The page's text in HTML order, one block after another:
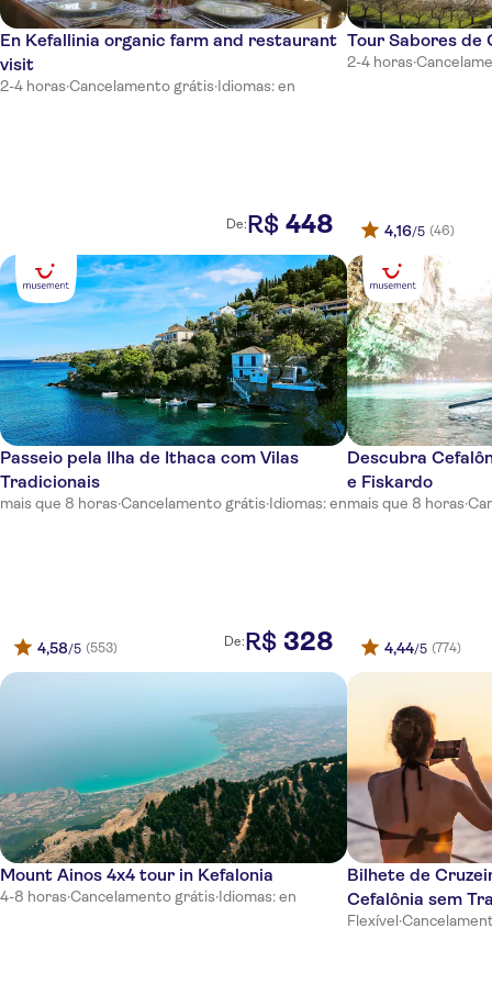
Marietta Studios & Rooms
Makis Studios Skala
Mouikis
Stefanos Studios
Regina dell Acqua Resort
Porto Skala Hotel and Village
Paspalis
Aeolos
Lagoon View Hotel
Villa Mare
Barbara Studios
En Kefallinia organic farm and restaurant
visit
2-4 horas·Cancelamento grátis·Idiomas: en
De:R$ 448
Tour Sabores de
2-4 horas·
4,16/5 (46)
Passeio pela Ilha de Ithaca com Vilas
Tradicionais
mais que 8 horas·Cancelamento grátis·Idiomas: en
4,58/5 (553) De:R$ 328
Descubra
e Fiskardo
mais que 8 horas·
4,44/5 (774)
Mount Ainos 4x4 tour in Kefalonia
4-8 horas·Cancelamento grátis·Idiomas: en
Bilhete de
Cefalônia sem
Flexível·